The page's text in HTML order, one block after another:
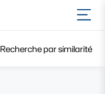
Recherche par similarité